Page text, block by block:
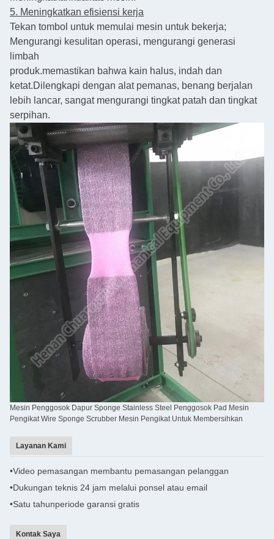
5. Meningkatkan efisiensi kerja
Tekan tombol untuk memulai mesin untuk bekerja;
Mengurangi kesulitan operasi, mengurangi generasi
limbah
produk.memastikan bahwa kain halus, indah dan
ketat.Dilengkapi dengan alat pemanas, benang berjalan
lebih lancar, sangat mengurangi tingkat patah dan tingkat
serpihan.
Mesin Penggosok Dapur Sponge Stainless Steel Penggosok Pad Mesin
Pengikat Wire Sponge Scrubber Mesin Pengikat Untuk Membersihkan
Layanan Kami
•Video pemasangan membantu pemasangan pelanggan
•Dukungan teknis 24 jam melalui ponsel atau email
•Satu tahunperiode garansi gratis
Kontak Saya